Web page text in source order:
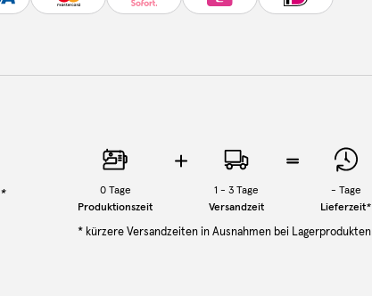
* 0Tage
Produktionszeit
1 - 3 Tage
Versandzeit
- Tage
Lieferzeit*
* kürzere Versandzeiten in Ausnahmen bei Lagerprodukten